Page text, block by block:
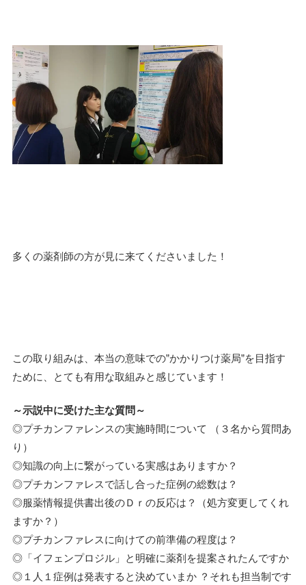
多くの薬剤師の方が見に来てくださいました！
この取り組みは、本当の意味での”かかりつけ薬局”を目指す
ために、とても有用な取組みと感じています！
～示説中に受けた主な質問～
◎プチカンファレンスの実施時間について （３名から質問あ
り）
◎知識の向上に繋がっている実感はありますか？
◎プチカンファレスで話し合った症例の総数は？
◎服薬情報提供書出後のＤｒの反応は？（処方変更してくれ
ますか？）
◎プチカンファレスに向けての前準備の程度は？
◎「イフェンプロジル」と明確に薬剤を提案されたんですか
◎１人１症例は発表すると決めていまか ？それも担当制です